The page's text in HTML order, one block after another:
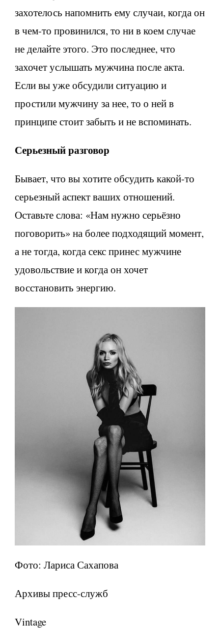
захотелось напомнить ему случаи, когда он
в чем-то провинился, то ни в коем случае
не делайте этого. Это последнее, что
захочет услышать мужчина после акта.
Если вы уже обсудили ситуацию и
простили мужчину за нее, то о ней в
принципе стоит забыть и не вспоминать.
Серьезный разговор
Бывает, что вы хотите обсудить какой-то
серьезный аспект ваших отношений.
Оставьте слова: «Нам нужно серьёзно
поговорить» на более подходящий момент,
а не тогда, когда секс принес мужчине
удовольствие и когда он хочет
восстановить энергию.
Фото: Лариса Сахапова
Архивы пресс-служб
Vintage